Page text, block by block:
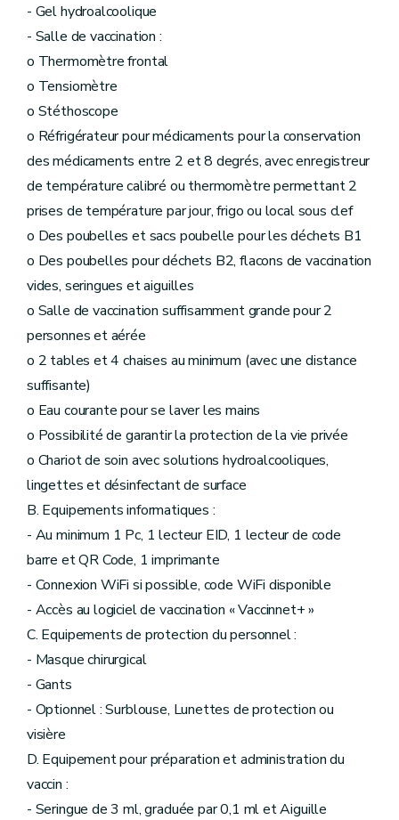
- Gel hydroalcoolique
- Salle de vaccination :
o Thermomètre frontal
o Tensiomètre
o Stéthoscope
o Réfrigérateur pour médicaments pour la conservation
des médicaments entre 2 et 8 degrés, avec enregistreur
de température calibré ou thermomètre permettant 2
prises de température par jour, frigo ou local sous clef
o Des poubelles et sacs poubelle pour les déchets B1
o Des poubelles pour déchets B2, flacons de vaccination
vides, seringues et aiguilles
o Salle de vaccination suffisamment grande pour 2
personnes et aérée
o 2 tables et 4 chaises au minimum (avec une distance
suffisante)
o Eau courante pour se laver les mains
o Possibilité de garantir la protection de la vie privée
o Chariot de soin avec solutions hydroalcooliques,
lingettes et désinfectant de surface
B. Equipements informatiques :
- Au minimum 1 Pc, 1 lecteur EID, 1 lecteur de code
barre et QR Code, 1 imprimante
- Connexion WiFi si possible, code WiFi disponible
- Accès au logiciel de vaccination « Vaccinnet+ »
C. Equipements de protection du personnel :
- Masque chirurgical
- Gants
- Optionnel : Surblouse, Lunettes de protection ou
visière
D. Equipement pour préparation et administration du
vaccin :
- Seringue de 3 ml, graduée par 0,1 ml et Aiguille